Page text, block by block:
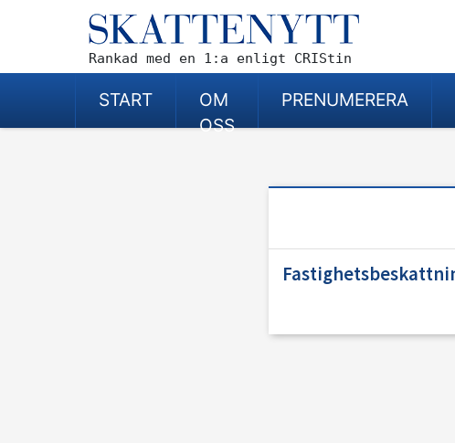
Rankad med en 1:a enligt CRIStin
START
OM
OSS
PRENUMERERA